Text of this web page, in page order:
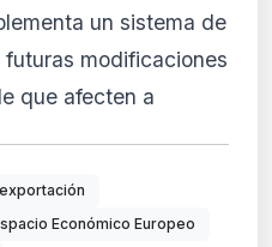
un sistema de
modificaciones
que afecten a
Económico Europeo